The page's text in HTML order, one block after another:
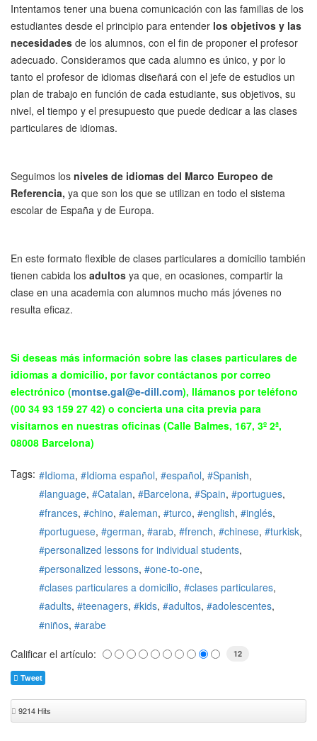
Intentamos tener una buena comunicación con las familias de los
estudiantes desde el principio para entender los objetivos y las
necesidades de los alumnos, con el fin de proponer el profesor
adecuado. Consideramos que cada alumno es único, y por lo
tanto el profesor de idiomas diseñará con el jefe de estudios un
plan de trabajo en función de cada estudiante, sus objetivos, su
nivel, el tiempo y el presupuesto que puede dedicar a las clases
particulares de idiomas.
Seguimos los niveles de idiomas del Marco Europeo de
Referencia, ya que son los que se utilizan en todo el sistema
escolar de España y de Europa.
En este formato flexible de clases particulares a domicilio también
tienen cabida los adultos ya que, en ocasiones, compartir la
clase en una academia con alumnos mucho más jóvenes no
resulta eficaz.
Si deseas más información sobre las clases particulares de
idiomas a domicilio, por favor contáctanos por correo
electrónico (montse.gal@e-dill.com), llámanos por teléfono
(00 34 93 159 27 42) o concierta una cita previa para
visitarnos en nuestras oficinas (Calle Balmes, 167, 3º 2ª,
08008 Barcelona)
Tags: Idioma Idioma español español
Spanish
language
Catalan Barcelona Spain
portugues
frances
chino aleman turco english
inglés
portuguese
german arab french chinese
turkisk
personalized lessons for individual students
personalized lessons
one-to-one
clases particulares a domicilio
clases particulares
adults
teenagers kids adultos
adolescentes
niños
arabe
Calificar el artículo: 12
Tweet
9214 Hits